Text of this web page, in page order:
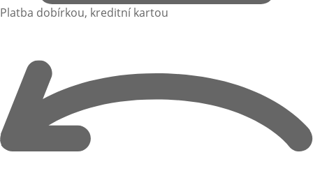
Platba dobírkou, kreditní kartou